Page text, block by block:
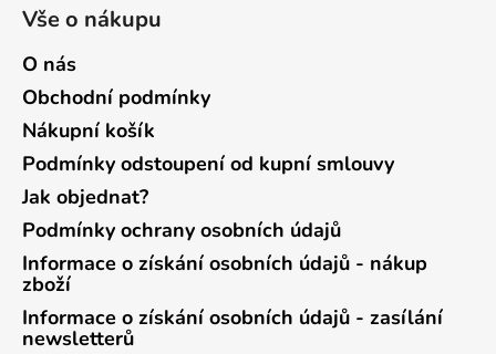
Vše o nákupu
O nás
Obchodní podmínky
Nákupní košík
Podmínky odstoupení od kupní smlouvy
Jak objednat?
Podmínky ochrany osobních údajů
Informace o získání osobních údajů - nákup
zboží
Informace o získání osobních údajů - zasílání
newsletterů